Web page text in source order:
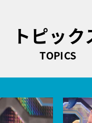
トピック
TOPICS